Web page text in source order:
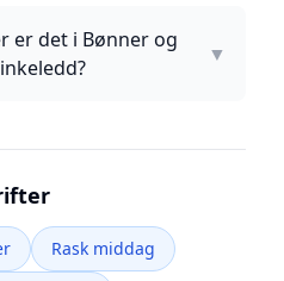
er det i Bønner og
▼
Rask middag